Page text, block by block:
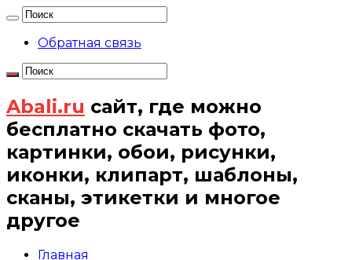
Обратная связь
Abali.ru сайт, где можно
бесплатно скачать фото,
картинки, обои, рисунки,
иконки, клипарт, шаблоны,
сканы, этикетки и многое
другое
Главная